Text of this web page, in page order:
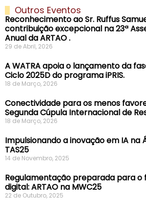
Outros Eventos
Reconhecimento ao Sr. Ruffus
contribuição excepcional na 23ª
Anual da ARTAO .
29 de Abril, 2026
A WATRA apoia o lançamento da
Ciclo 2025D do programa iPRIS.
18 de Março, 2026
Conectividade para os menos
Segunda Cúpula Internacional de
18 de Março, 2026
Impulsionando a inovação em IA na
TAS25
14 de Novembro, 2025
Regulamentação preparada para o
digital: ARTAO na MWC25
22 de Outubro, 2025